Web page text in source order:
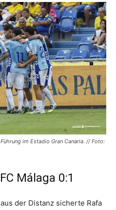
im Estadio Gran Canaria. // Foto:
Málaga 0:1
der Distanz sicherte Rafa